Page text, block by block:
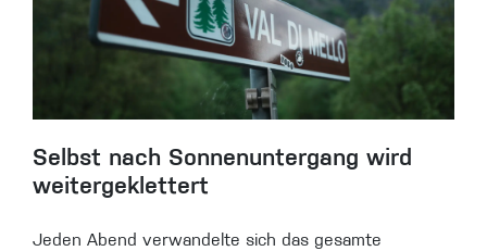
Selbst nach Sonnenuntergang wird
weitergeklettert
Jeden Abend verwandelte sich das gesamte